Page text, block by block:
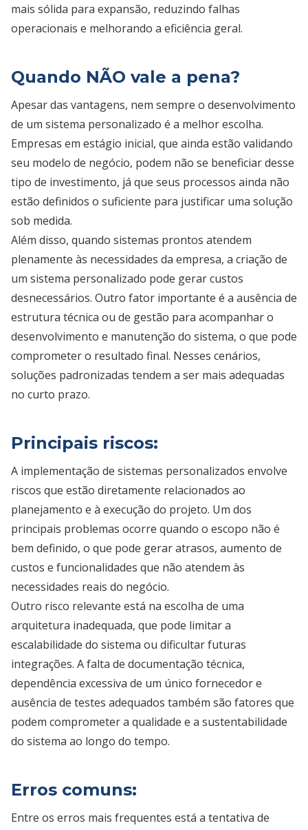
mais sólida para expansão, reduzindo falhas
operacionais e melhorando a eficiência geral.
Quando NÃO vale a pena?
Apesar das vantagens, nem sempre o desenvolvimento
de um sistema personalizado é a melhor escolha.
Empresas em estágio inicial, que ainda estão validando
seu modelo de negócio, podem não se beneficiar desse
tipo de investimento, já que seus processos ainda não
estão definidos o suficiente para justificar uma solução
sob medida.
Além disso, quando sistemas prontos atendem
plenamente às necessidades da empresa, a criação de
um sistema personalizado pode gerar custos
desnecessários. Outro fator importante é a ausência de
estrutura técnica ou de gestão para acompanhar o
desenvolvimento e manutenção do sistema, o que pode
comprometer o resultado final. Nesses cenários,
soluções padronizadas tendem a ser mais adequadas
no curto prazo.
Principais riscos:
A implementação de sistemas personalizados envolve
riscos que estão diretamente relacionados ao
planejamento e à execução do projeto. Um dos
principais problemas ocorre quando o escopo não é
bem definido, o que pode gerar atrasos, aumento de
custos e funcionalidades que não atendem às
necessidades reais do negócio.
Outro risco relevante está na escolha de uma
arquitetura inadequada, que pode limitar a
escalabilidade do sistema ou dificultar futuras
integrações. A falta de documentação técnica,
dependência excessiva de um único fornecedor e
ausência de testes adequados também são fatores que
podem comprometer a qualidade e a sustentabilidade
do sistema ao longo do tempo.
Erros comuns:
Entre os erros mais frequentes está a tentativa de